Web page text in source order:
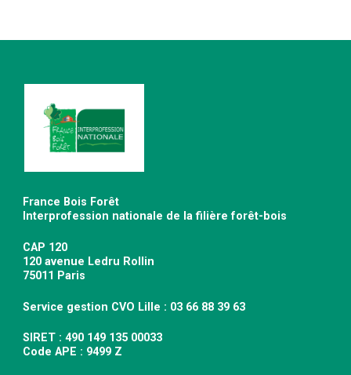
France Bois Forêt
Interprofession nationale de la filière forêt-bois
CAP 120
120 avenue Ledru Rollin
75011 Paris
Service gestion CVO Lille : 03 66 88 39 63
SIRET : 490 149 135 00033
Code APE : 9499 Z